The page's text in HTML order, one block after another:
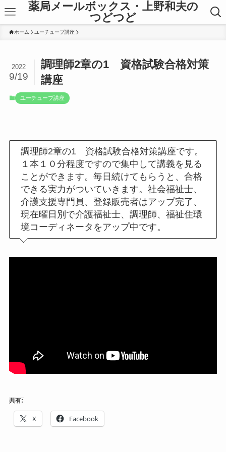
薬局メールボックス・上野和夫の
つどつど
ホーム ユーチューブ講座
調理師2章の1 資格試験合格対策
講座
2022
9/19
ユーチューブ講座
調理師2章の1 資格試験合格対策講座です。
１本１０分程度ですので集中して講義を見る
ことができます。毎日続けてもらうと、合格
できる実力がついていきます。社会福祉士、
介護支援専門員、登録販売者はアップ完了、
現在曜日別で介護福祉士、調理師、福祉住環
境コーディネータをアップ中です。
共有:
X Facebook